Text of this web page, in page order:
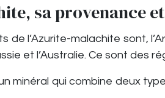
sa provenance
de l’Azurite-malachite sont,
et l’Australie. Ce sont des
minéral qui combine deux